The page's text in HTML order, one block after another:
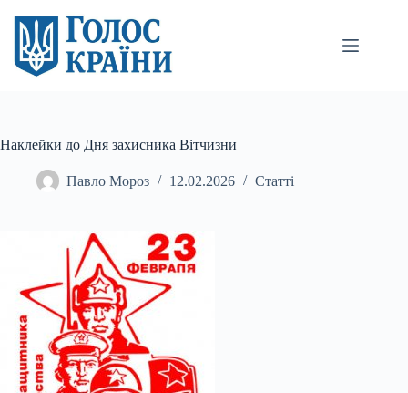
вмісту
Наклейки до Дня захисника Вітчизни
Павло Мороз 12.02.2026 Статті